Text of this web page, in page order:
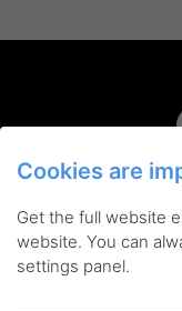
kunstnerartikler
kjøper et produkt
hver dag
Cookies are
Get the full website
website. You can
settings panel.